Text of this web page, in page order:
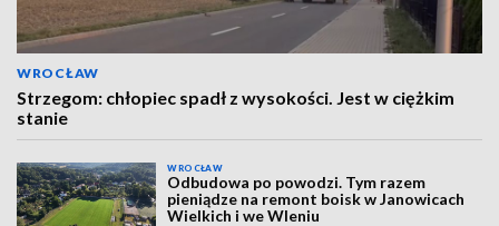
WROCŁAW
Strzegom: chłopiec spadł z wysokości. Jest w ciężkim
stanie
WROCŁAW
Odbudowa po powodzi. Tym razem
pieniądze na remont boisk w Janowicach
Wielkich i we Wleniu